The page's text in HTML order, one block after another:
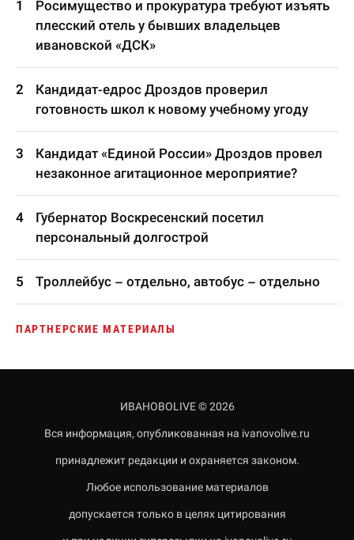
Росимущество и прокуратура требуют изъять
плесский отель у бывших владельцев
ивановской «ДСК»
Кандидат-едрос Дроздов проверил
готовность школ к новому учебному угоду
Кандидат «Единой России» Дроздов провел
незаконное агитационное мероприятие?
Губернатор Воскресенский посетил
персональный долгострой
Троллейбус – отдельно, автобус – отдельно
ПАРТНЕРСКИЕ МАТЕРИАЛЫ
ИВАНОВОLIVE © 2026
Вся информация, опубликованная на ivanovolive.ru
принадлежит редакции и охраняется законом.
Любое использование материалов
допускается только в целях цитирования